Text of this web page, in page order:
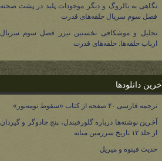
نگاهی به بالروگ و دیگر موجودات پلید در پشت صحنه
فصل سوم سریال حلقه‌های قدرت
تحلیل و موشکافی نخستین تیزر فصل سوم سریال
ارباب حلقه‌ها: حلقه‌های قدرت
آخرین دانلودها
ترجمه فارسی ۴۰ صفحه از کتاب «سقوط نومه‌نور»
آخرین نوشته‌ها درباره گلورفیندل، پنج جادوگر و گیردان
از جلد ۱۲ تاریخ سرزمین میانه
حدیث فینوه و میریل